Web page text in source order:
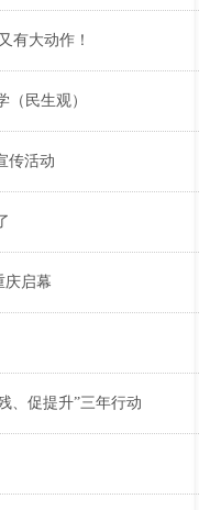
有大动作！
民生观）
传活动
庆启幕
、促提升”三年行动